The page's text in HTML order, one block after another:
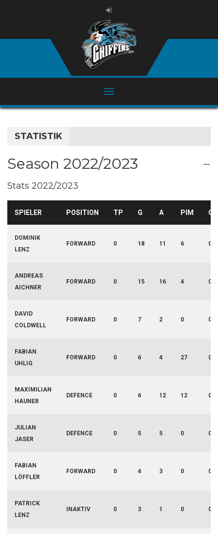
STATISTIK
Season 2022/2023
Stats 2022/2023
SPIELER POSITION TP G A PIM GA
DOMINIK
LENZ
FORWARD 0 18 11 6 0
ANDREAS
AICHNER
FORWARD 0 15 16 4 0
DAVID
COLDWELL
FORWARD 0 7 2 0 0
FABIAN
UHLIG
FORWARD 0 6 4 27 0
MAXIMILIAN
HAUNER
DEFENCE 0 6 12 12 0
JULIAN
JASER
DEFENCE 0 5 5 0 0
FABIAN
LÖFFLER
FORWARD 0 4 3 0 0
PATRICK
LENZ
INAKTIV 0 3 1 0 0